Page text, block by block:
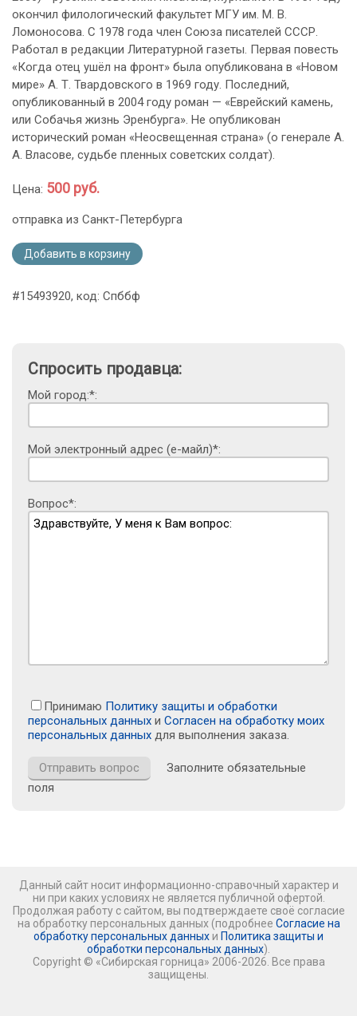
окончил филологический факультет МГУ им. М. В.
Ломоносова. C 1978 года член Союза писателей СССР.
Работал в редакции Литературной газеты. Первая повесть
«Когда отец ушёл на фронт» была опубликована в «Новом
мире» А. Т. Твардовского в 1969 году. Последний,
опубликованный в 2004 году роман — «Еврейский камень,
или Собачья жизнь Эренбурга». Не опубликован
исторический роман «Неосвещенная страна» (о генерале А.
А. Власове, судьбе пленных советских солдат).
Цена: 500 руб.
отправка из Санкт-Петербурга
Добавить в корзину
#15493920, код: Спббф
Спросить продавца:
Мой город:*:
Мой электронный адрес (е-майл)*:
Вопрос*:
Принимаю Политику защиты и обработки
персональных данных и Согласен на обработку моих
персональных данных для выполнения заказа.
Заполните обязательные
поля
Данный сайт носит информационно-справочный характер и
ни при каких условиях не является публичной офертой.
Продолжая работу с сайтом, вы подтверждаете своё согласие
на обработку персональных данных (подробнее Согласие на
обработку персональных данных и Политика защиты и
обработки персональных данных).
Copyright © «Сибирская горница» 2006-2026. Все права
защищены.